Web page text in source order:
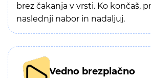
brez čakanja v vrsti. Ko končaš,
naslednji nabor in nadaljuj.
Vedno brezplačno